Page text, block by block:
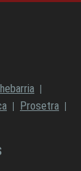
Prosetra